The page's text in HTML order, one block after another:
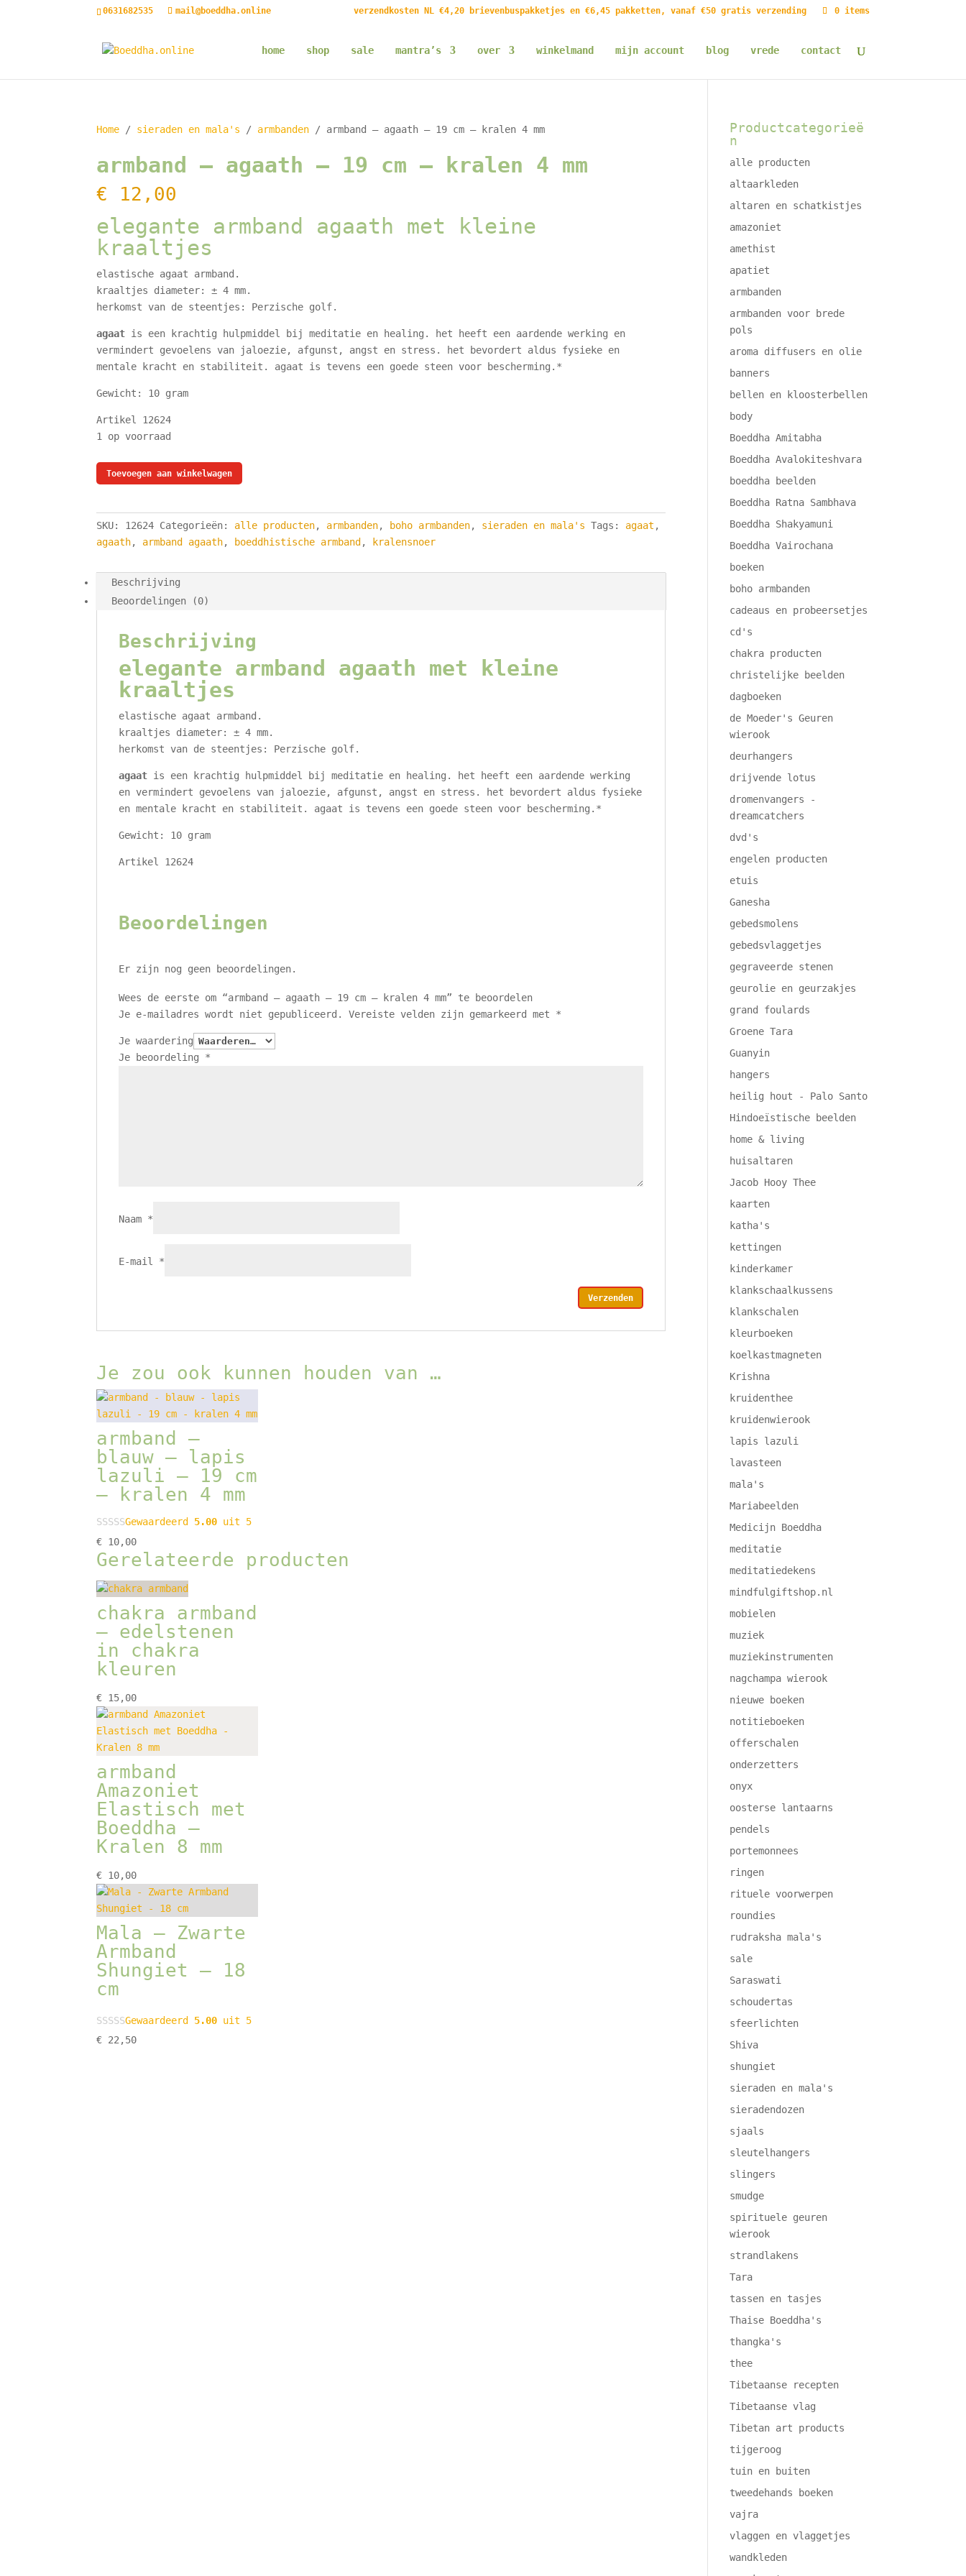
0631682535 mail@boeddha.online verzendkosten NL €4,20 brievenbuspakketjes en €6,45 pakketten, vanaf €50 gratis verzending 0 items
home shop sale mantra’s over winkelmand mijn account blog vrede contact
Home / sieraden en mala's / armbanden / armband – agaath – 19 cm – kralen 4 mm
armband – agaath – 19 cm – kralen 4 mm
€ 12,00
elegante armband agaath met kleine
kraaltjes
elastische agaat armband.
kraaltjes diameter: ± 4 mm.
herkomst van de steentjes: Perzische golf.
agaat is een krachtig hulpmiddel bij meditatie en healing. het heeft een aardende werking en
vermindert gevoelens van jaloezie, afgunst, angst en stress. het bevordert aldus fysieke en
mentale kracht en stabiliteit. agaat is tevens een goede steen voor bescherming.*
Gewicht: 10 gram
Artikel 12624
1 op voorraad
armband
-
kralen
aantal
Toevoegen aan winkelwagen
SKU: 12624 Categorieën: alle producten, armbanden, boho armbanden, sieraden en mala's Tags: agaat ,
agaath, armband agaath, boeddhistische armband , kralensnoer
Beschrijving
Beoordelingen (0)
Beschrijving
elegante armband agaath met kleine
kraaltjes
elastische agaat armband.
kraaltjes diameter: ± 4 mm.
herkomst van de steentjes: Perzische golf.
agaat is een krachtig hulpmiddel bij meditatie en healing. het heeft een aardende werking
en vermindert gevoelens van jaloezie, afgunst, angst en stress. het bevordert aldus fysieke
en mentale kracht en stabiliteit. agaat is tevens een goede steen voor bescherming.*
Gewicht: 10 gram
Artikel 12624
Beoordelingen
Er zijn nog geen beoordelingen.
Wees de eerste om “armband – agaath – 19 cm – kralen 4 mm” te beoordelen
Je e-mailadres wordt niet gepubliceerd.
Vereiste velden zijn gemarkeerd met *
Je waardering
Je beoordeling *
Naam *
E-mail *
Je zou ook kunnen houden van …
armband –
blauw – lapis
lazuli – 19 cm
– kralen 4 mm
Gewaardeerd 5.00 uit 5
€ 10,00
Gerelateerde producten
chakra armband
– edelstenen
in chakra
kleuren
€ 15,00
armband
Amazoniet
Elastisch met
Boeddha –
Kralen 8 mm
€ 10,00
Mala – Zwarte
Armband
Shungiet – 18
cm
Gewaardeerd 5.00 uit 5
€ 22,50
Productcategorieë
n
alle producten
altaarkleden
altaren en schatkistjes
amazoniet
amethist
apatiet
armbanden
armbanden voor brede
pols
aroma diffusers en olie
banners
bellen en kloosterbellen
body
Boeddha Amitabha
Boeddha Avalokiteshvara
boeddha beelden
Boeddha Ratna Sambhava
Boeddha Shakyamuni
Boeddha Vairochana
boeken
boho armbanden
cadeaus en probeersetjes
cd's
chakra producten
christelijke beelden
dagboeken
de Moeder's Geuren
wierook
deurhangers
drijvende lotus
dromenvangers -
dreamcatchers
dvd's
engelen producten
etuis
Ganesha
gebedsmolens
gebedsvlaggetjes
gegraveerde stenen
geurolie en geurzakjes
grand foulards
Groene Tara
Guanyin
hangers
heilig hout - Palo Santo
Hindoeïstische beelden
home & living
huisaltaren
Jacob Hooy Thee
kaarten
katha's
kettingen
kinderkamer
klankschaalkussens
klankschalen
kleurboeken
koelkastmagneten
Krishna
kruidenthee
kruidenwierook
lapis lazuli
lavasteen
mala's
Mariabeelden
Medicijn Boeddha
meditatie
meditatiedekens
mindfulgiftshop.nl
mobielen
muziek
muziekinstrumenten
nagchampa wierook
nieuwe boeken
notitieboeken
offerschalen
onderzetters
onyx
oosterse lantaarns
pendels
portemonnees
ringen
rituele voorwerpen
roundies
rudraksha mala's
sale
Saraswati
schoudertas
sfeerlichten
Shiva
shungiet
sieraden en mala's
sieradendozen
sjaals
sleutelhangers
slingers
smudge
spirituele geuren
wierook
strandlakens
Tara
tassen en tasjes
Thaise Boeddha's
thangka's
thee
Tibetaanse recepten
Tibetaanse vlag
Tibetan art products
tijgeroog
tuin en buiten
tweedehands boeken
vajra
vlaggen en vlaggetjes
wandkleden